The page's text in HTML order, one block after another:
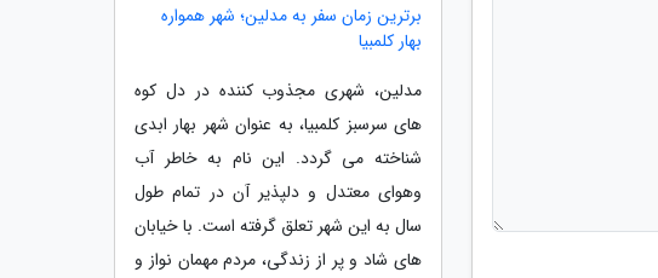
برترین زمان سفر به مدلین؛ شهر همواره
بهار کلمبیا
مدلین، شهری مجذوب کننده در دل کوه
های سرسبز کلمبیا، به عنوان شهر بهار ابدی
شناخته می گردد. این نام به خاطر آب
وهوای معتدل و دلپذیر آن در تمام طول
سال به این شهر تعلق گرفته است. با خیابان
های شاد و پر از زندگی، مردم مهمان نواز و